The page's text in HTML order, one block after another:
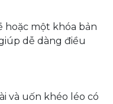
hoặc một khóa bản
dễ dàng điều
và uốn khéo léo có